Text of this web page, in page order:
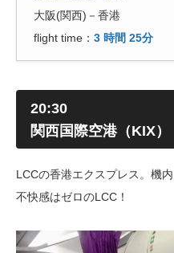
大阪(関西)－香港
flight time： 3 時間 25分
20:30
関西国際空港（KIX）
LCCの香港エクスプレス。機
不快感はゼロのLCC！